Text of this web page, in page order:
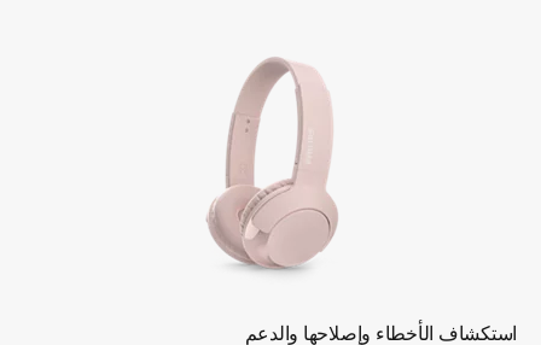
استكشاف الأخطاء وإصلاحها والدعم